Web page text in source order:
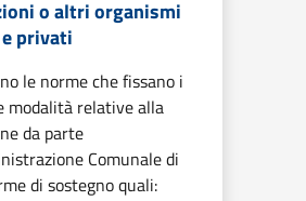
o altri organismi
privati
le norme che fissano i
modalità relative alla
da parte
Comunale di
di sostegno quali: